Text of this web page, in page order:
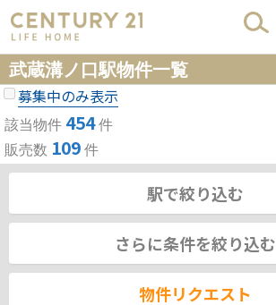
武蔵溝ノ口駅物件一覧
募集中のみ表示
該当物件 454件
販売数 109 件
駅で絞り込む
さらに条件を絞り込む
物件リクエスト